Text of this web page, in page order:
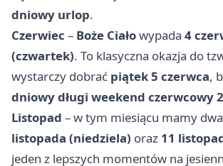
dniowy urlop.
Czerwiec – Boże Ciałowypada 4
(czwartek). To klasyczna okazja do
wystarczy dobrać piątek 5 czerwca,
dniowy długi weekend czerwcowy
Listopad – w tym miesiącu mamy
listopada (niedziela) oraz 11
jeden z lepszych momentów na